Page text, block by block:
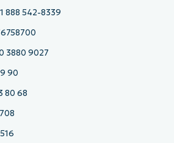
888 542-8339
3880 9027
90
80 68